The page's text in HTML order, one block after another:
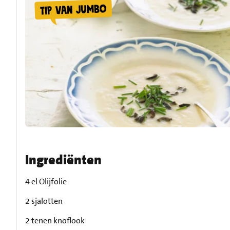
Ingrediënten
4 el Olijfolie
2 sjalotten
2 tenen knoflook